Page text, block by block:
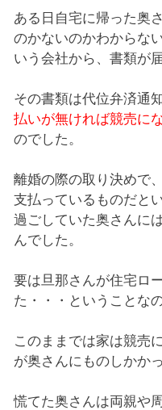
ある日自宅に帰った奥
のかないのかわからな
いう会社から、書類が
その書類は代位弁済通知
払いが無ければ競売に
のでした。
離婚の際の取り決めで
支払っているものだと
過ごしていた奥さんに
んでした。
要は旦那さんが住宅ロ
た・・・ということな
このままでは家は競売
が奥さんにものしかか
慌てた奥さんは両親や